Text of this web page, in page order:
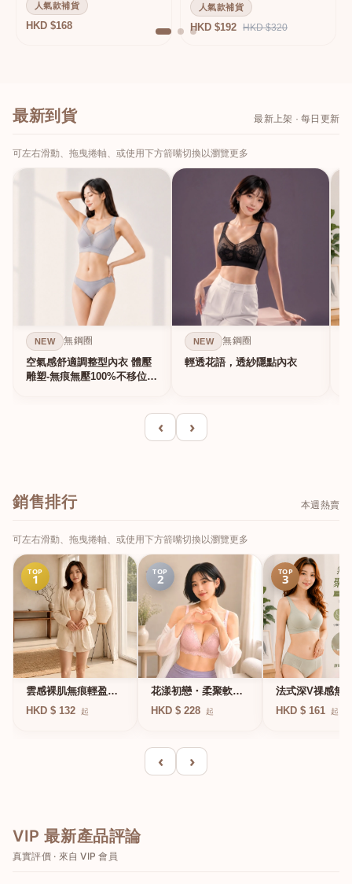
人氣款補貨
HKD $168
人氣款補貨
HKD $192 HKD $320
最新到貨 最新上架 · 每日更新
可左右滑動、拖曳捲軸、或使用下方箭嘴切換以瀏覽更多
NEW 無鋼圈
空氣感舒適調整型內衣 體壓
雕塑-無痕無壓100%不移位的
NEW 無鋼圈
輕透花語，透紗隱點內衣
‹ ›
銷售排行 本週熱賣
可左右滑動、拖曳捲軸、或使用下方箭嘴切換以瀏覽更多
TOP
1
雲感裸肌無痕輕盈無
鋼圈內衣
HKD $ 132 起
TOP
2
花漾初戀・柔聚軟鋼
圈蕾絲內衣
HKD $ 228 起
TOP
3
法式深V祼感無
凍軟支撐條無鋼
HKD $ 161 起
‹ ›
VIP 最新產品評論
真實評價 · 來自 VIP 會員